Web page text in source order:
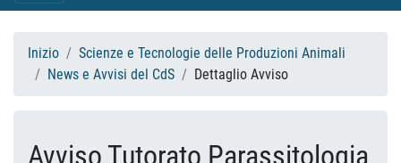
Inizio
Scienze e Tecnologie delle Produzioni Animali
News e Avvisi del CdS
Dettaglio Avviso
Avviso Tutorato Parassitologia